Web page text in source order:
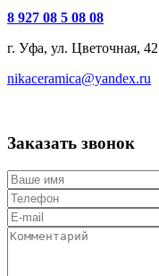
8 927 08 5 08 08
г. Уфа, ул. Цветочная, 42
nikaceramica@yandex.ru
Заказать звонок